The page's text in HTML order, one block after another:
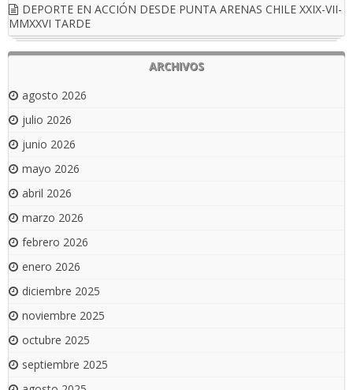
DEPORTE EN ACCIÓN DESDE PUNTA ARENAS CHILE XXIX-VII-
MMXXVI TARDE
ARCHIVOS
agosto 2026
julio 2026
junio 2026
mayo 2026
abril 2026
marzo 2026
febrero 2026
enero 2026
diciembre 2025
noviembre 2025
octubre 2025
septiembre 2025